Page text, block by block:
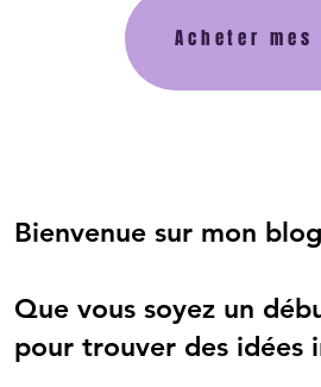
Acheter
Bienvenue sur mon
Que vous soyez un
pour trouver des idées